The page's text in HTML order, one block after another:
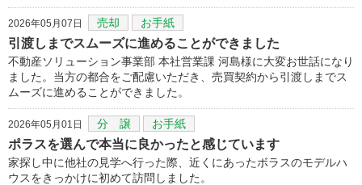
2026年05月07日 売却 お手紙
引渡しまでスムーズに進めることができました
不動産ソリューション事業部 本社営業課 河島様に大変お世話になり
ました。当方の都合をご配慮いただき、売買契約から引渡しまでス
ムーズに進めることができました。
2026年05月01日 分 譲 お手紙
ポラスを選んで本当に良かったと感じています
家探し中に他社の見学へ行った際、近くにあったボラスのモデルハ
ウスをきっかけに初めて訪問しました。